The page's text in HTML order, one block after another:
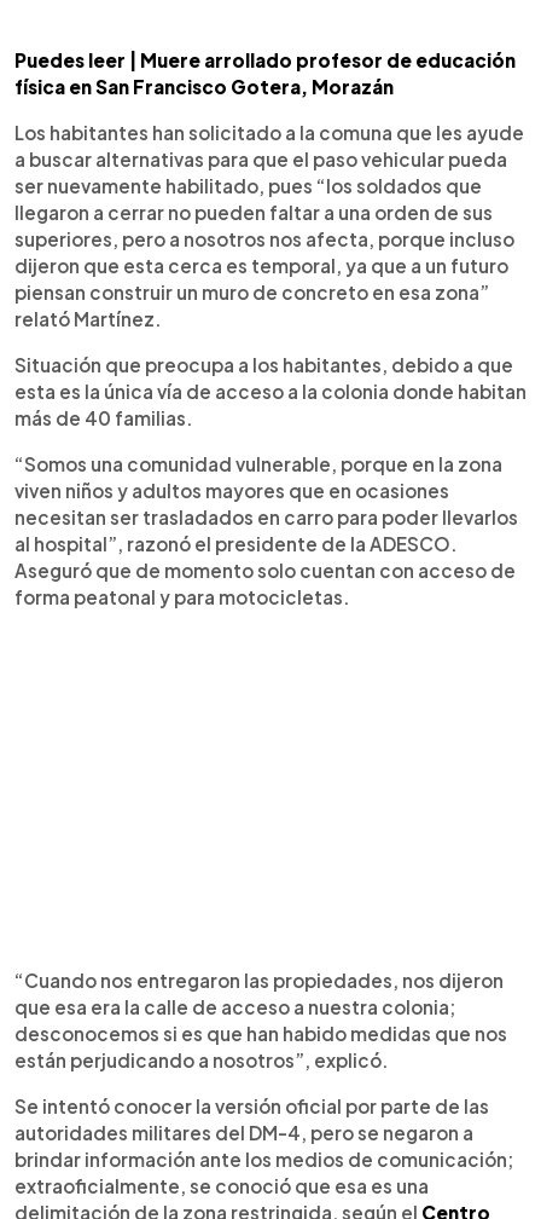
Puedes leer | Muere arrollado profesor de educación
física en San Francisco Gotera, Morazán
Los habitantes han solicitado a la comuna que les ayude
a buscar alternativas para que el paso vehicular pueda
ser nuevamente habilitado, pues “los soldados que
llegaron a cerrar no pueden faltar a una orden de sus
superiores, pero a nosotros nos afecta, porque incluso
dijeron que esta cerca es temporal, ya que a un futuro
piensan construir un muro de concreto en esa zona”
relató Martínez.
Situación que preocupa a los habitantes, debido a que
esta es la única vía de acceso a la colonia donde habitan
más de 40 familias.
“Somos una comunidad vulnerable, porque en la zona
viven niños y adultos mayores que en ocasiones
necesitan ser trasladados en carro para poder llevarlos
al hospital”, razonó el presidente de la ADESCO.
Aseguró que de momento solo cuentan con acceso de
forma peatonal y para motocicletas.
“Cuando nos entregaron las propiedades, nos dijeron
que esa era la calle de acceso a nuestra colonia;
desconocemos si es que han habido medidas que nos
están perjudicando a nosotros”, explicó.
Se intentó conocer la versión oficial por parte de las
autoridades militares del DM-4, pero se negaron a
brindar información ante los medios de comunicación;
extraoficialmente, se conoció que esa es una
delimitación de la zona restringida, según el Centro